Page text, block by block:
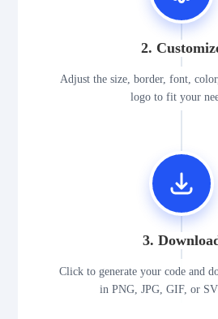
2.
Adjust the size, border, font,
logo to fit your
3.
Click to generate your code and
in PNG, JPG, GIF, or